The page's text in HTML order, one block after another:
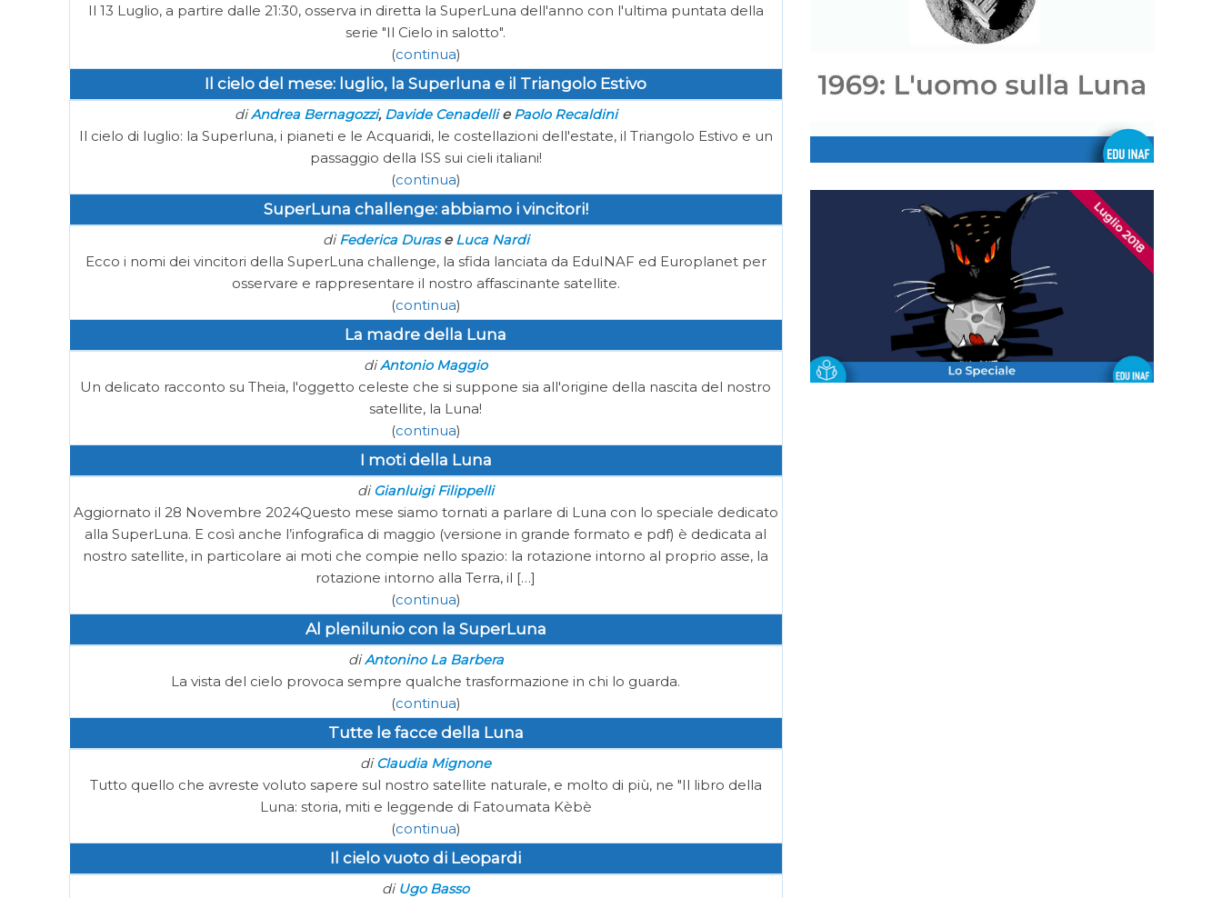
Il 13 Luglio, a partire dalle 21:30, osserva in diretta la SuperLuna dell'anno con l'ultima puntata della
serie "Il Cielo in salotto".
(continua)
Il cielo del mese: luglio, la Superluna e il Triangolo Estivo
diAndrea Bernagozzi, Davide Cenadellie Paolo Recaldini
Il cielo di luglio: la Superluna, i pianeti e le Acquaridi, le costellazioni dell'estate, il Triangolo Estivo e un
passaggio della ISS sui cieli italiani!
(continua)
SuperLuna challenge: abbiamo i vincitori!
diFederica Durase Luca Nardi
Ecco i nomi dei vincitori della SuperLuna challenge, la sfida lanciata da EduINAF ed Europlanet per
osservare e rappresentare il nostro affascinante satellite.
(continua)
La madre della Luna
diAntonio Maggio
Un delicato racconto su Theia, l'oggetto celeste che si suppone sia all'origine della nascita del nostro
satellite, la Luna!
(continua)
I moti della Luna
diGianluigi Filippelli
Aggiornato il 28 Novembre 2024Questo mese siamo tornati a parlare di Luna con lo speciale dedicato
alla SuperLuna. E così anche l’infografica di maggio (versione in grande formato e pdf) è dedicata al
nostro satellite, in particolare ai moti che compie nello spazio: la rotazione intorno al proprio asse, la
rotazione intorno alla Terra, il […]
(continua)
Al plenilunio con la SuperLuna
diAntonino La Barbera
La vista del cielo provoca sempre qualche trasformazione in chi lo guarda.
(continua)
Tutte le facce della Luna
diClaudia Mignone
Tutto quello che avreste voluto sapere sul nostro satellite naturale, e molto di più, ne "Il libro della
Luna: storia, miti e leggende di Fatoumata Kèbè
(continua)
Il cielo vuoto di Leopardi
di Ugo Basso